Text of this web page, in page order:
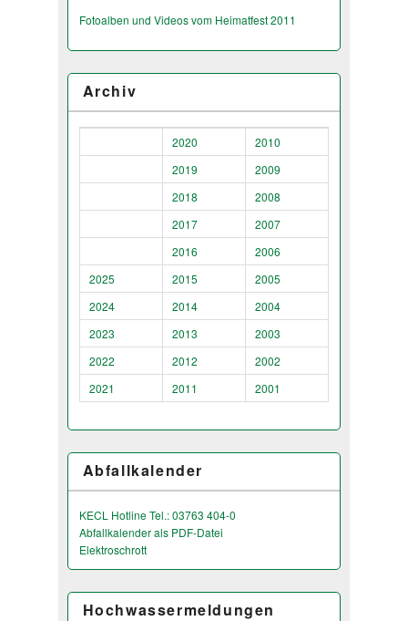
Fotoalben und Videos vom Heimatfest 2011
Archiv
2020
2010
2019
2009
2018
2008
2017
2007
2016
2006
2025
2015
2005
2024
2014
2004
2023
2013
2003
2022
2012
2002
2021
2011 2001
Abfallkalender
KECL Hotline Tel.: 03763 404-0
Abfallkalender als PDF-Datei
Elektroschrott
Hochwassermeldungen